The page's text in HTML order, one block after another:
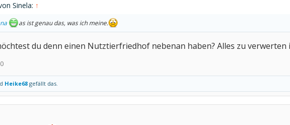
Sinela: ↑
as ist genau das, was ich meine.
du denn einen Nutztierfriedhof nebenan haben? Alles zu verwerten
Heike68 gefällt das.